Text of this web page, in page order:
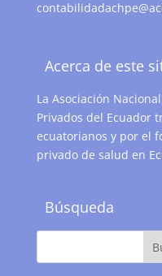
Acerca de este
La Asociación
Privados del Ecuador
ecuatorianos y por el
privado de salud en
Búsqueda